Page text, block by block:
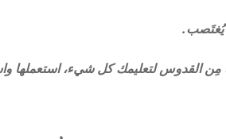
يُغتَصب.
القدوس لتعليمك كل شيء، استعملها